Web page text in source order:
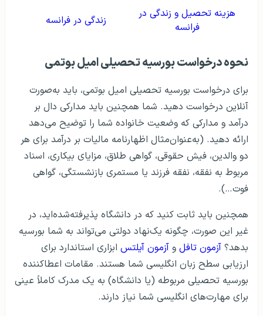
هزینه تحصیل و زندگی در
فرانسه
زندگی در فرانسه
نحوه درخواست بورسیه تحصیلی امیل بوتمی
برای درخواست بورسیه تحصیلی امیل بوتمی، باید به‌صورت
آنلاین درخواست دهید. شما همچنین باید مدارکی دال بر
درآمد و مدارکی که وضعیت خانواده شما را توضیح می‌دهد
ارائه دهید. (به‌عنوان‌مثال اظهارنامه مالیات بر درآمد برای هر
دو والدین، فیش حقوقی، گواهی طلاق، مزایای بیکاری، اسناد
مربوط به نفقه، نفقه فرزند یا مستمری بازنشستگی، گواهی
فوت…).
همچنین باید ثابت کنید که در دانشگاه پذیرفته‌شده‌اید، در
غیر این صورت، چگونه یک‌نهاد دولتی می‌تواند به شما بورسیه
بدهد؟ آزمون تافل و آزمون آیلتس ابزاری استاندارد برای
ارزیابی سطح زبان انگلیسی شما هستند. مقامات اعطاکننده
بورسیه تحصیلی مربوطه (یا دانشگاه) به یک مدرک کاملاً عینی
برای مهارت‌های انگلیسی شما نیاز دارند.